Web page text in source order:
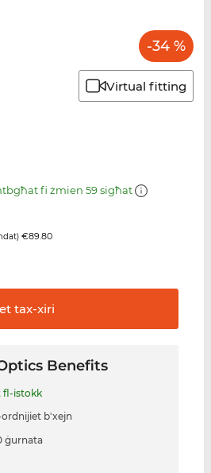
-34 %
Virtual fitting
fi żmien 59 sigħat
€89.80
tax-xiri
Benefits
fl-istokk
b'xejn
ġurnata